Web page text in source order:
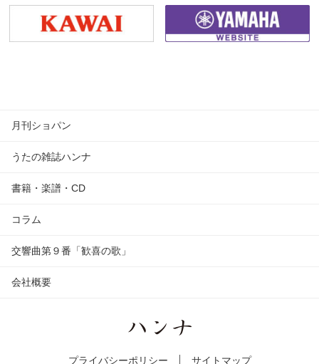
月刊ショパン
うたの雑誌ハンナ
書籍・楽譜・CD
コラム
交響曲第９番「歓喜の歌」
会社概要
プライバシーポリシー サイトマップ